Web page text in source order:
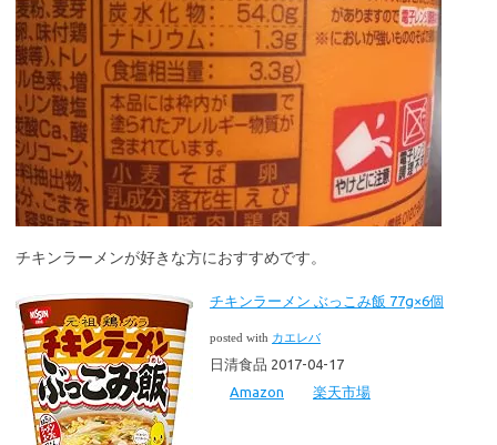
チキンラーメンが好きな方におすすめです。
チキンラーメン ぶっこみ飯 77g×6個
posted with カエレバ
日清食品 2017-04-17
Amazon
楽天市場